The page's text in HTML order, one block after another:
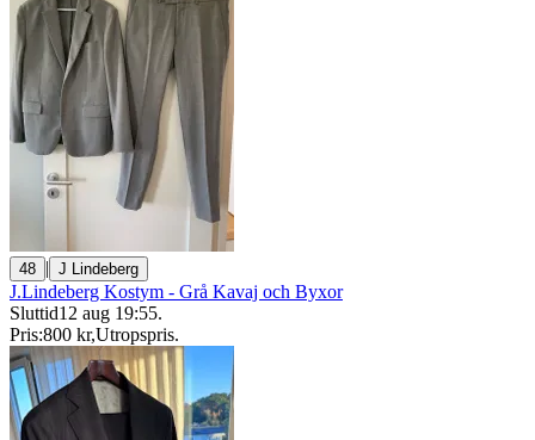
48 | J Lindeberg
J.Lindeberg Kostym - Grå Kavaj och Byxor
Sluttid12 aug 19:55.
Pris:800 kr,Utropspris.